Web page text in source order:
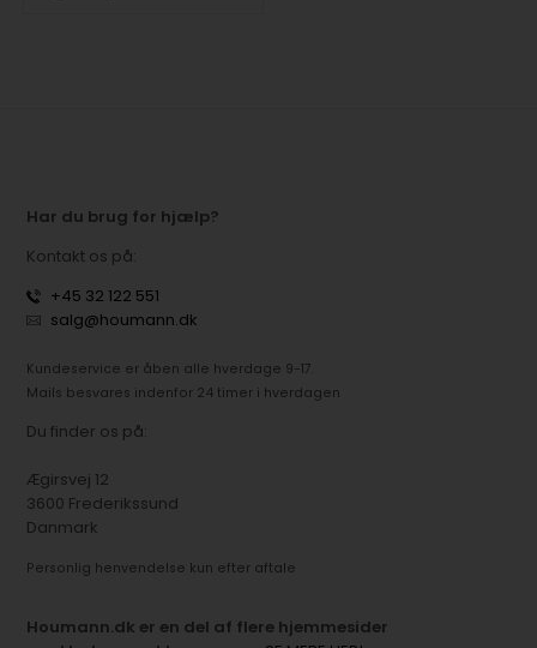
Har du brug for hjælp?
Kontakt os på:
+45 32 122 551
salg@houmann.dk
Kundeservice er åben alle hverdage 9-17.
Mails besvares indenfor 24 timer i hverdagen
Du finder os på:
Ægirsvej 12
3600 Frederikssund
Danmark
Personlig henvendelse kun efter aftale
Houmann.dk er en del af flere hjemmesider